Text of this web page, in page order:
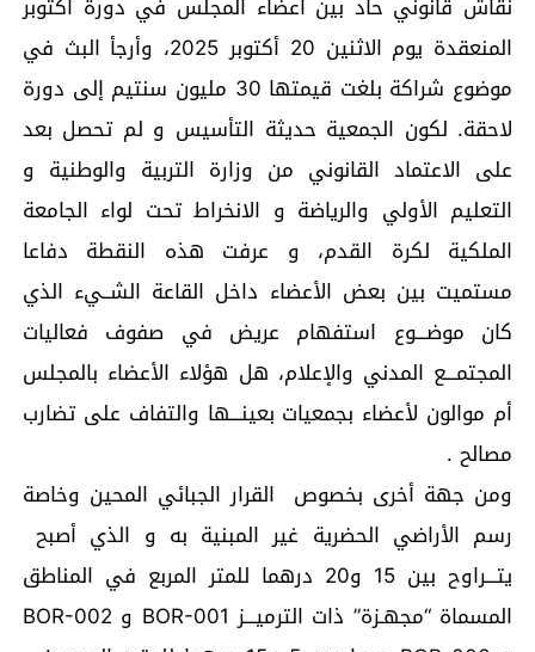
المنعقدة يوم الاثنين 20 أكتوبر 2025، وأرجأ البث في
موضوع شراكة بلغت قيمتها 30 مليون سنتيم إلى دورة
لاحقة. لكون الجمعية حديثة التأسيس و لم تحصل بعد
على الاعتماد القانوني من وزارة التربية والوطنية و
التعليم الأولي والرياضة و الانخراط تحت لواء الجامعة
الملكية لكرة القدم، و عرفت هذه النقطة دفاعا
مستميت بين بعض الأعضاء داخل القاعة الشــيء الذي
كان موضـــوع استفهام عريض في صفوف فعاليات
المجتمـــع المدني والإعلام، هل هؤلاء الأعضاء بالمجلس
أم موالون لأعضاء بجمعيات بعينـــها والتفاف على تضارب
مصالح .
ومن جهة أخرى بخصوص القرار الجبائي المحين وخاصة
رسم الأراضي الحضرية غير المبنية به و الذي أصبح
يتـــراوح بين 15 و20 درهما للمتر المربع في المناطق
المسماة “مجهـزة” ذات الترميـــز BOR-001 و BOR-002